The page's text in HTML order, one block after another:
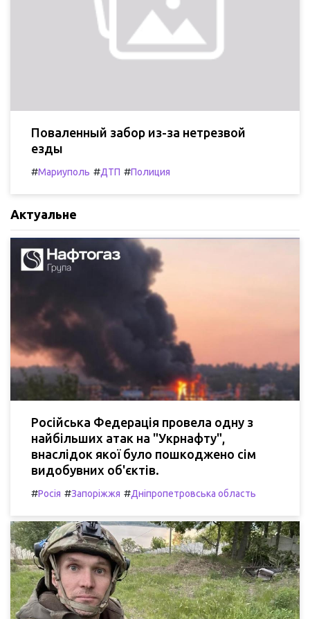
Поваленный забор из-за нетрезвой
езды
#Мариуполь #ДТП #Полиция
Актуальне
Російська Федерація провела одну з
найбільших атак на "Укрнафту",
внаслідок якої було пошкоджено сім
видобувних об'єктів.
#Росія #Запоріжжя #Дніпропетровська область